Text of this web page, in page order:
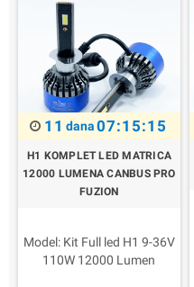
11 dana07:15:14
H1 KOMPLET LED MATRICA
12000 LUMENA CANBUS PRO
FUZION
Model: Kit Full led H1 9-36V
110W 12000 Lumen